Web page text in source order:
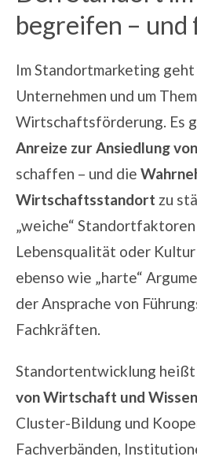
begreifen –
Im Standortmarketing geht
Unternehmen und um
Wirtschaftsförderung. Es
Anreize zur Ansiedlung
schaffen – und die
Wirtschaftsstandort zu
„weiche“
Lebensqualität oder Kultur
ebenso wie „harte“
der Ansprache von
Fachkräften.
Standortentwicklung heißt
von Wirtschaft und
Cluster-Bildung und
Fachverbänden,